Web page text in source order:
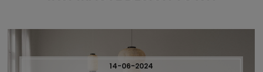
14-06-2024